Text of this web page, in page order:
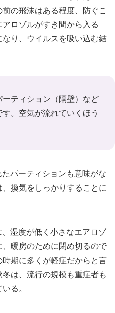
の飛沫はある程度、防ぐこ
ロゾルがすき間から入る
り、ウイルスを吸い込む結
ーティション（隔壁）など
。空気が流れていくほう
パーティションも意味がな
換気をしっかりすることに
湿度が低く小さなエアロゾ
暖房のために閉め切るので
期に多くが軽症だからと言
は、流行の規模も重症者も
る。